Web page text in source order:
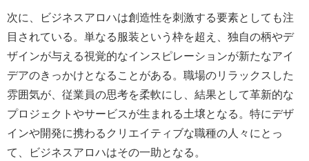
次に、ビジネスアロハは創造性を刺激する要素としても注
目されている。単なる服装という枠を超え、独自の柄やデ
ザインが与える視覚的なインスピレーションが新たなアイ
デアのきっかけとなることがある。職場のリラックスした
雰囲気が、従業員の思考を柔軟にし、結果として革新的な
プロジェクトやサービスが生まれる土壌となる。特にデザ
インや開発に携わるクリエイティブな職種の人々にとっ
て、ビジネスアロハはその一助となる。